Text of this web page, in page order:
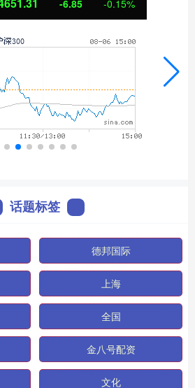
3.42 0.30%
话题标签
德邦国际
上海
全国
金八号配资
文化